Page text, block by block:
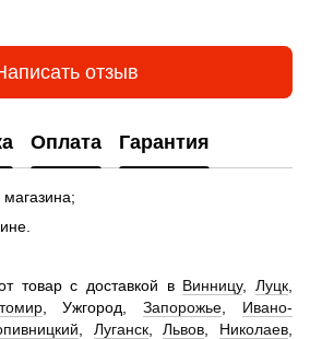
отзыв
Оплата Гарантия
товар с доставкой в Винницу,Луцк
, Ужгород,Запорожье
Ивано-
Луганск,Львов Николаев